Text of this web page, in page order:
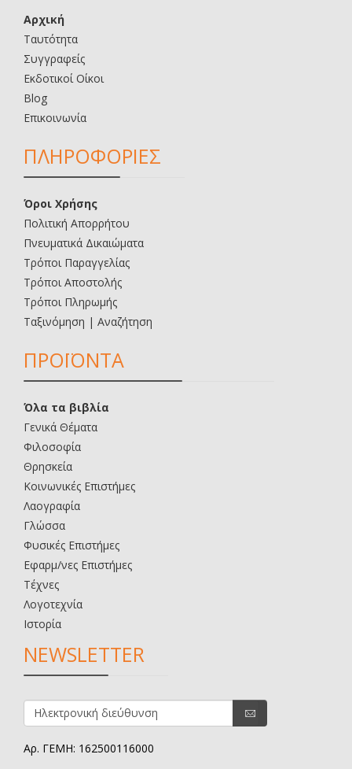
Αρχική
Ταυτότητα
Συγγραφείς
Εκδοτικοί Οίκοι
Blog
Επικοινωνία
ΠΛΗΡΟΦΟΡΙΕΣ
Όροι Χρήσης
Πολιτική Απορρήτου
Πνευματικά Δικαιώματα
Τρόποι Παραγγελίας
Τρόποι Αποστολής
Τρόποι Πληρωμής
Ταξινόμηση | Αναζήτηση
ΠΡΟΪΟΝΤΑ
Όλα τα βιβλία
Γενικά Θέματα
Φιλοσοφία
Θρησκεία
Κοινωνικές Επιστήμες
Λαογραφία
Γλώσσα
Φυσικές Επιστήμες
Εφαρμ/νες Επιστήμες
Τέχνες
Λογοτεχνία
Ιστορία
NEWSLETTER
Αρ. ΓΕΜΗ: 162500116000